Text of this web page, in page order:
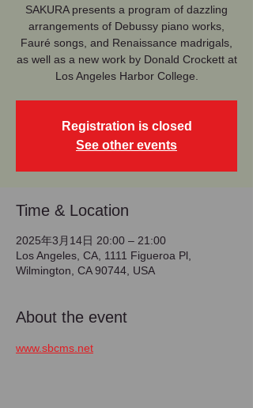
SAKURA presents a program of dazzling
arrangements of Debussy piano works,
Fauré songs, and Renaissance madrigals,
as well as a new work by Donald Crockett at
Los Angeles Harbor College.
Registration is closed
See other events
Time & Location
2025年3月14日 20:00 – 21:00
Los Angeles, CA, 1111 Figueroa Pl,
Wilmington, CA 90744, USA
About the event
www.sbcms.net